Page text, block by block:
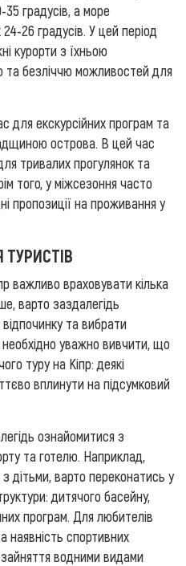
градусів, а море
26 градусів. У цей період
курорти з їхньою
безліччю можливостей для
для екскурсійних програм та
острова. В цей час
тривалих прогулянок та
того, у міжсезоння часто
пропозиції на проживання у
важливо враховувати кілька
варто заздалегідь
та вибрати
необхідно уважно вивчити, що
туру на Кіпр: деякі
вплинути на підсумковий
ознайомитися з
та готелю. Наприклад,
дітьми, варто переконатись у
дитячого басейну,
програм. Для любителів
наявність спортивних
водними видами